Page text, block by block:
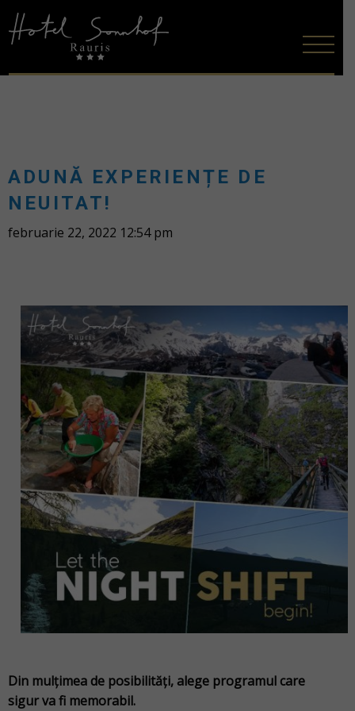
ADUNĂ EXPERIENȚE DE
NEUITAT!
februarie 22, 2022 12:54 pm
Din mulțimea de posibilități, alege programul care
sigur va fi memorabil.